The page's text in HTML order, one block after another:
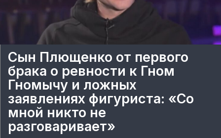
Сын Плющенко от первого
брака о ревности к Гном
Гномычу и ложных
заявлениях фигуриста: «Со
мной никто не
разговаривает»